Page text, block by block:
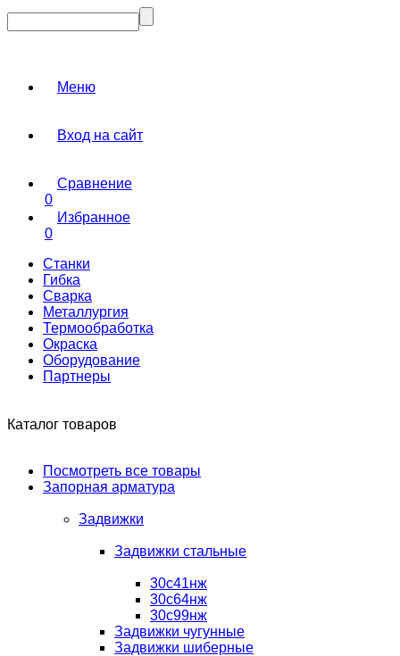
Меню
Вход на сайт
Сравнение
0
Избранное
0
Станки
Гибка
Сварка
Металлургия
Термообработка
Окраска
Оборудование
Партнеры
Каталог товаров
Посмотреть все товары
Запорная арматура
Задвижки
Задвижки стальные
30с41нж
30с64нж
30с99нж
Задвижки чугунные
Задвижки шиберные